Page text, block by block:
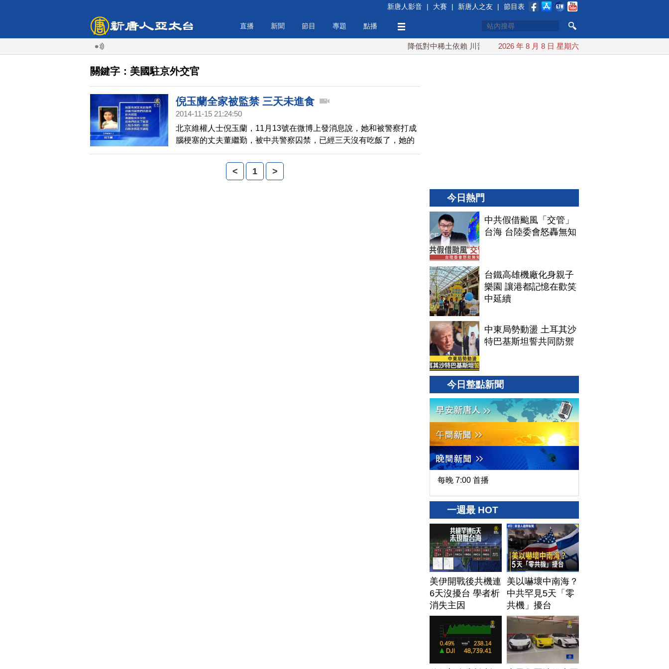
新唐人影音 | 大賽 | 新唐人之友 | 節目表
直播 新聞 節目 專題 點播
降低對中稀土依賴 川普宣布礦業投資20億美元 中東局勢動盪 土耳其沙特巴
2026 年 8 月 8 日 星期六
關鍵字：美國駐京外交官
倪玉蘭全家被監禁 三天未進食
2014-11-15 21:24:50
北京維權人士倪玉蘭，11月13號在微博上發消息說，她和被警察打成
腦梗塞的丈夫董繼勤，被中共警察囚禁，已經三天沒有吃飯了，她的
女兒也被警察鎖在家中，三天不准外出。有看到消息的網友試圖給他
們送飯，結果也被警察帶走。倪玉蘭在微博中聲明，如果他們餓死，
那是被囚禁他們的人謀殺的，他們絕不會自殺。請看報導。
< 1 >
今日熱門
中共假借颱風「交管」
台海 台陸委會怒轟無知
台鐵高雄機廠化身親子
樂園 讓港都記憶在歡笑
中延續
中東局勢動盪 土耳其沙
特巴基斯坦誓共同防禦
今日整點新聞
每晚 7:00 首播
一週最 HOT
美伊開戰後共機連
6天沒擾台 學者析
消失主因
美以嚇壞中南海？
中共罕見5天「零
共機」擾台